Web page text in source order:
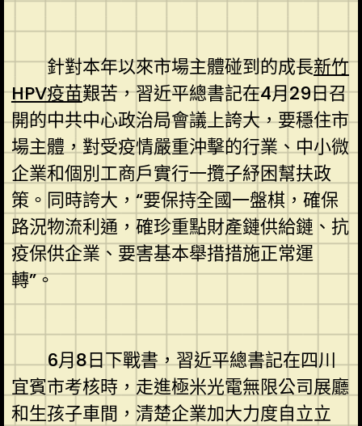
針對本年以來市場主體碰到的成長新竹
HPV疫苗艱苦，習近平總書記在4月29日召
開的中共中心政治局會議上誇大，要穩住市
場主體，對受疫情嚴重沖擊的行業、中小微
企業和個別工商戶實行一攬子紓困幫扶政
策。同時誇大，“要保持全國一盤棋，確保
路況物流利通，確珍重點財產鏈供給鏈、抗
疫保供企業、要害基本舉措措施正常運
轉”。
6月8日下戰書，習近平總書記在四川
宜賓市考核時，走進極米光電無限公司展廳
和生孩子車間，清楚企業加大力度自立立